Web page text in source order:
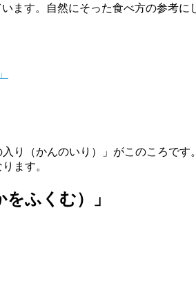
ます。自然にそった食べ方の参考に
り（かんのいり）」がこのころです。
ます。
ふくむ）」